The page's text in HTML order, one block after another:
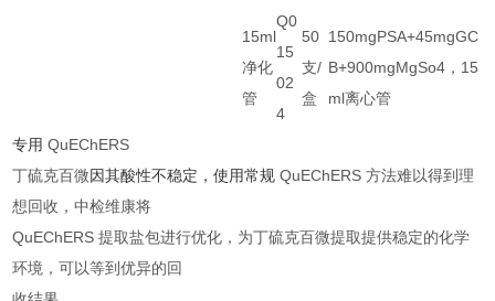
15ml
净化
管
Q0
15
02
4
50
支/
盒
150mgPSA+45mgGC
B+900mgMgSo4，15
ml离心管
专用QuEChERS
丁硫克百微因其酸性不稳定，使用常规QuEChERS方法难以得到理
想回收，中检维康将
QuEChERS提取盐包进行优化，为丁硫克百微提取提供稳定的化学
环境，可以等到优异的回